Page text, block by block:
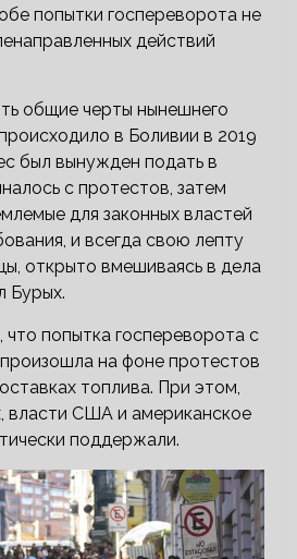
попытки госпереворота не
действий
общие черты нынешнего
в Боливии в 2019
был вынужден подать в
с протестов, затем
для законных властей
и всегда свою лепту
открыто вмешиваясь в дела
Бурых.
попытка госпереворота с
на фоне протестов
топлива. При этом,
власти США и американское
поддержали.